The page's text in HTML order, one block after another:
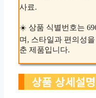
사료.
☀️ 상품 식별번호는
며, 스타일과 편의성
춘 제품입니다.
상품 상세설명